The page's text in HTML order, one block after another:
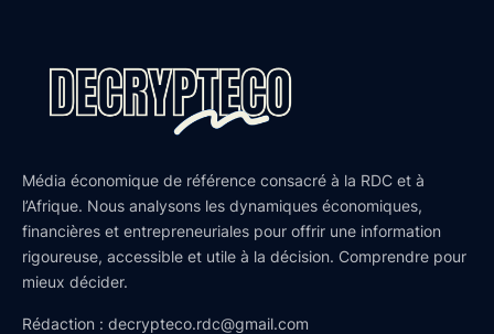
Média économique de référence consacré à la RDC et à
l’Afrique. Nous analysons les dynamiques économiques,
financières et entrepreneuriales pour offrir une information
rigoureuse, accessible et utile à la décision. Comprendre pour
mieux décider.
Rédaction : decrypteco.rdc@gmail.com